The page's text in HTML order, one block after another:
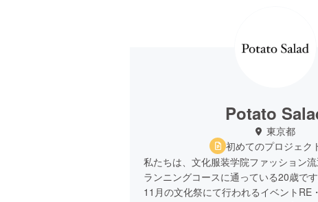
Potato
東京都
初めてのプロジェク
私たちは、文化服装学院ファッション
ランニングコースに通っている20歳です
11月の文化祭にて行われるイベントRE